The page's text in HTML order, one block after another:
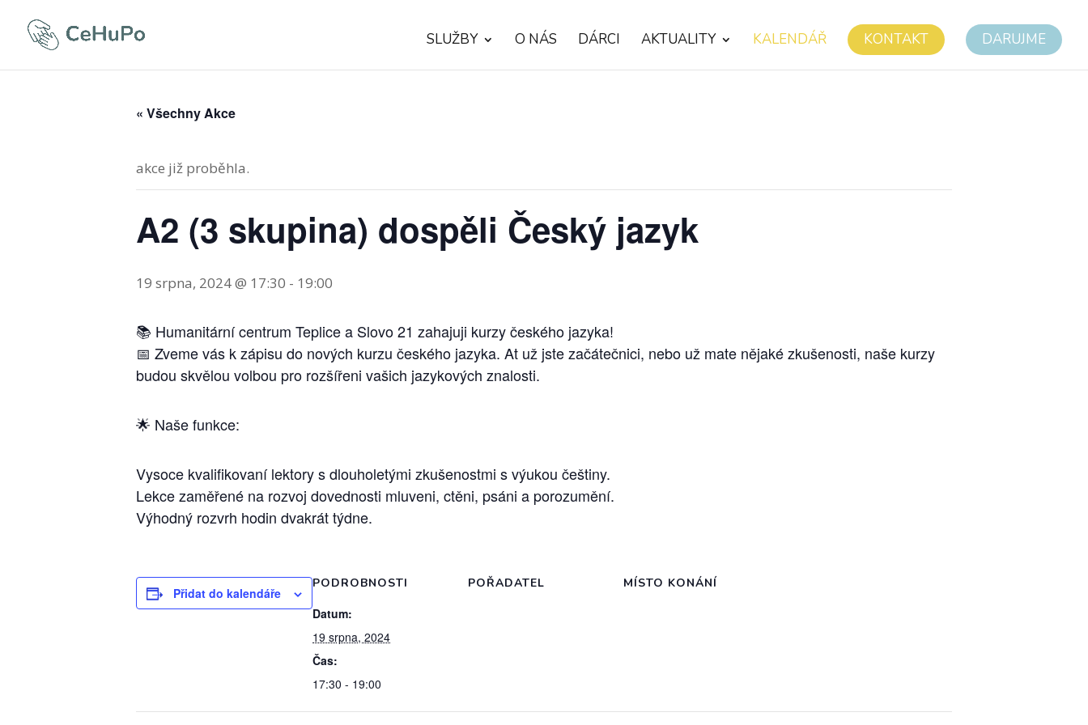
SLUŽBY O NÁS DÁRCI AKTUALITY KALENDÁŘ KONTAKT DARUJME
« Všechny Akce
akce již proběhla.
A2 (3 skupina) dospěli Český jazyk
19 srpna, 2024 @ 17:30 - 19:00
📚 Humanitární centrum Teplice a Slovo 21 zahajuji kurzy českého jazyka!
📅 Zveme vás k zápisu do nových kurzu českého jazyka. At už jste začátečnici, nebo už mate nějaké zkušenosti, naše kurzy
budou skvělou volbou pro rozšířeni vašich jazykových znalosti.
🌟 Naše funkce:
Vysoce kvalifikovaní lektory s dlouholetými zkušenostmi s výukou češtiny.
Lekce zaměřené na rozvoj dovednosti mluveni, ctěni, psáni a porozumění.
Výhodný rozvrh hodin dvakrát týdne.
Přidat do kalendáře
PODROBNOSTI
Datum:
19 srpna, 2024
Čas:
17:30 - 19:00
POŘADATEL MÍSTO KONÁNÍ